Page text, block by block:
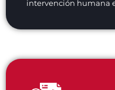
intervención humana